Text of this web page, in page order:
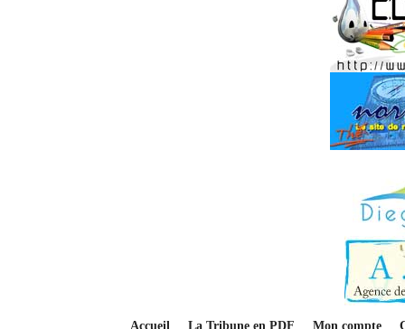
Accueil La Tribune en PDF Mon compte